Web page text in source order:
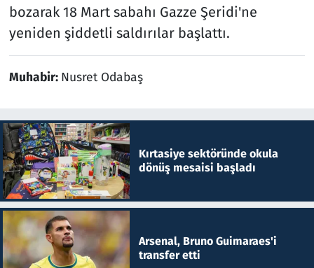
bozarak 18 Mart sabahı Gazze Şeridi'ne
yeniden şiddetli saldırılar başlattı.
Muhabir: Nusret Odabaş
Kırtasiye sektöründe okula
dönüş mesaisi başladı
Arsenal, Bruno Guimaraes'i
transfer etti